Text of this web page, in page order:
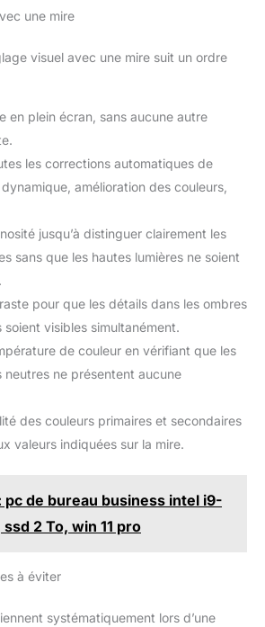
une mire
visuel avec une mire suit un ordre
en plein écran, sans aucune autre
les corrections automatiques de
dynamique, amélioration des couleurs,
jusqu’à distinguer clairement les
sans que les hautes lumières ne soient
pour que les détails dans les ombres
soient visibles simultanément.
de couleur en vérifiant que les
neutres ne présentent aucune
des couleurs primaires et secondaires
valeurs indiquées sur la mire.
pc de bureau business intel i9-
2 To, win 11 pro
à éviter
systématiquement lors d’une